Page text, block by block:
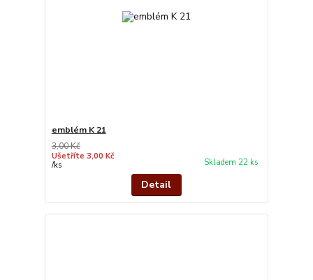
emblém K 21
3,00 Kč
Ušetříte 3,00 Kč
/ks Skladem 22 ks
Detail